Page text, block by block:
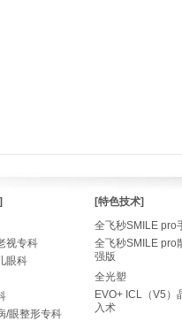
视专科
眼科
/眼整形专科
[特色技术]
全飞秒SMILE pro
全飞秒SMILE pro
强版
全光塑
EVO+ ICL（V5）
入术